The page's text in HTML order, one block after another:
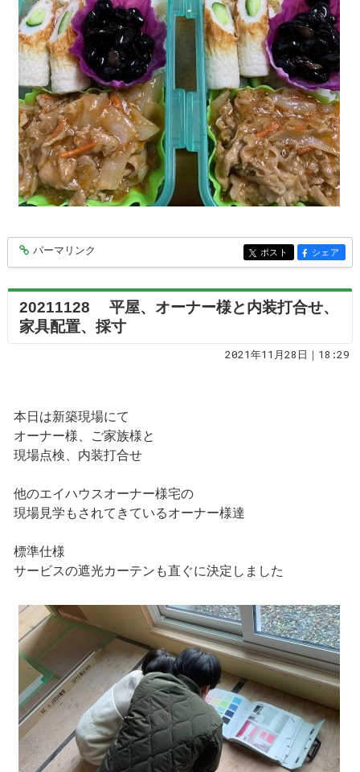
entry6843
パーマリンク entry6843
ポスト entry6843
シェア
20211128 平屋、オーナー様と内装打合せ、
家具配置、採寸
2021年11月28日｜18:29
本日は新築現場にて
オーナー様、ご家族様と
現場点検、内装打合せ
他のエイハウスオーナー様宅の
現場見学もされてきているオーナー様達
標準仕様
サービスの遮光カーテンも直ぐに決定しました